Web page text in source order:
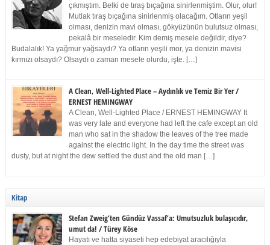
çıkmıştım. Belki de tıraş bıçağına sinirlenmiştim. Olur, olur!
Mutlak tıraş bıçağına sinirlenmiş olacağım. Otların yeşil
olması, denizin mavi olması, gökyüzünün bulutsuz olması,
pekalâ bir meseledir. Kim demiş mesele değildir, diye?
Budalalık! Ya yağmur yağsaydı? Ya otların yeşili mor, ya denizin mavisi
kırmızı olsaydı? Olsaydı o zaman mesele olurdu, işte. […]
A Clean, Well-Lighted Place – Aydınlık ve Temiz Bir Yer /
ERNEST HEMINGWAY
A Clean, Well-Lighted Place / ERNEST HEMINGWAY It
was very late and everyone had left the cafe except an old
man who sat in the shadow the leaves of the tree made
against the electric light. In the day time the street was
dusty, but at night the dew settled the dust and the old man […]
Kitap
Stefan Zweig’ten Gündüz Vassaf’a: Umutsuzluk bulaşıcıdır,
umut da! / Türey Köse
Hayatı ve hatta siyaseti hep edebiyat aracılığıyla